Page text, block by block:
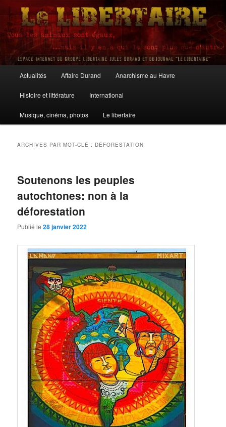
Aller
contenu
principal
Aller
contenu
secondaire
Le Libertaire
principal
Actualités Affaire Durand Anarchisme au Havre
Histoire et littérature International
Musique, cinéma, photos Le libertaire
ARCHIVES PAR MOT-CLÉ : DÉFORESTATION
Soutenons les peuples
autochtones: non à la
déforestation
Publié le28 janvier 2022